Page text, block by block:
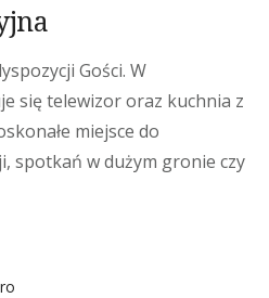
Gości. W
się telewizor oraz kuchnia z
miejsce do
spotkań w dużym gronie czy